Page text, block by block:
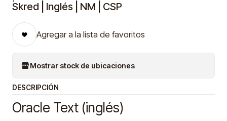
Skred | Inglés | NM | CSP
Agregar a la lista de favoritos
Mostrar stock de ubicaciones
DESCRIPCIÓN
Oracle Text (inglés)